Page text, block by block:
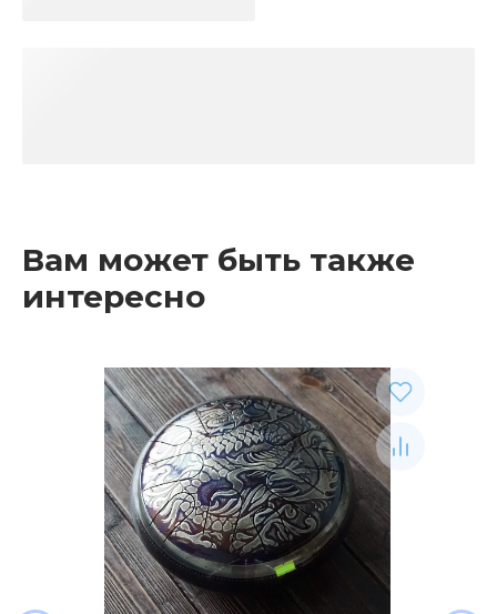
Вам может быть также
интересно